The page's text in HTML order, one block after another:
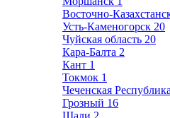
Восточно-
Усть-Каменогорск 20
Чуйская область 20
Кара-Балта 2
Кант 1
Токмок 1
Чеченская Республика
Грозный 16
Шали 2